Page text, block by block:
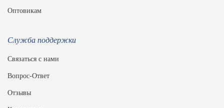
Оптовикам
Служба поддержки
Связаться с нами
Вопрос-Ответ
Отзывы